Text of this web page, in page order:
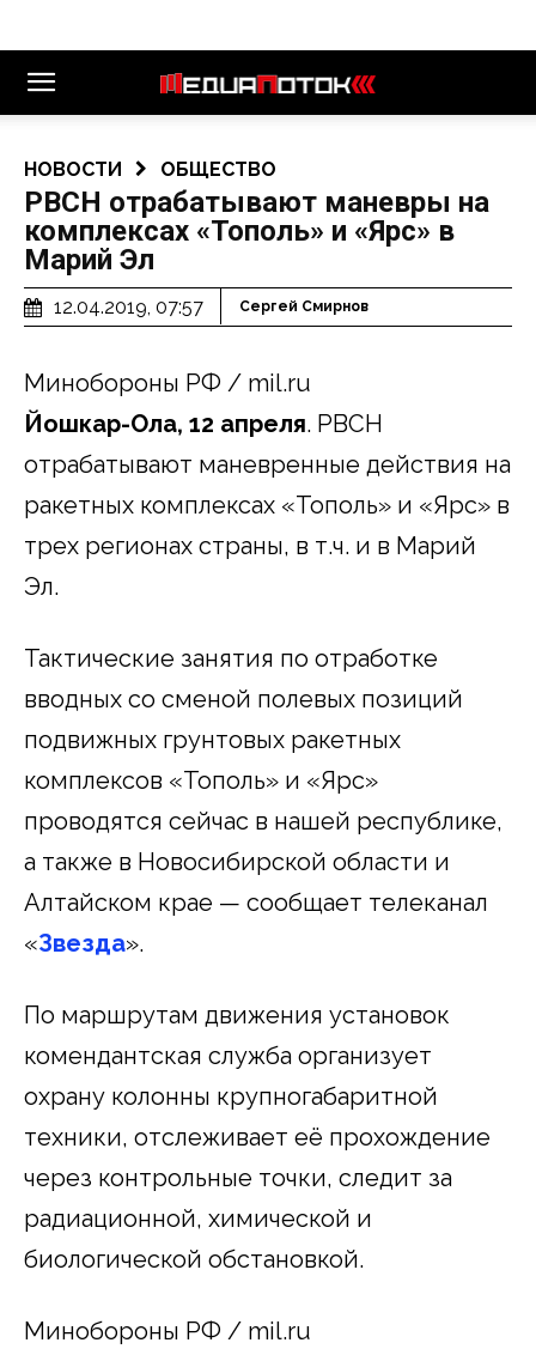
НОВОСТИ ОБЩЕСТВО
РВСН отрабатывают маневры на
комплексах «Тополь» и «Ярс» в
Марий Эл
12.04.2019, 07:57 Сергей Смирнов
Минобороны РФ / mil.ru
Йошкар-Ола, 12 апреля. РВСН
отрабатывают маневренные действия на
ракетных комплексах «Тополь» и «Ярс» в
трех регионах страны, в т.ч. и в Марий
Эл.
Тактические занятия по отработке
вводных со сменой полевых позиций
подвижных грунтовых ракетных
комплексов «Тополь» и «Ярс»
проводятся сейчас в нашей республике,
а также в Новосибирской области и
Алтайском крае — сообщает телеканал
«Звезда».
По маршрутам движения установок
комендантская служба организует
охрану колонны крупногабаритной
техники, отслеживает её прохождение
через контрольные точки, следит за
радиационной, химической и
биологической обстановкой.
Минобороны РФ / mil.ru